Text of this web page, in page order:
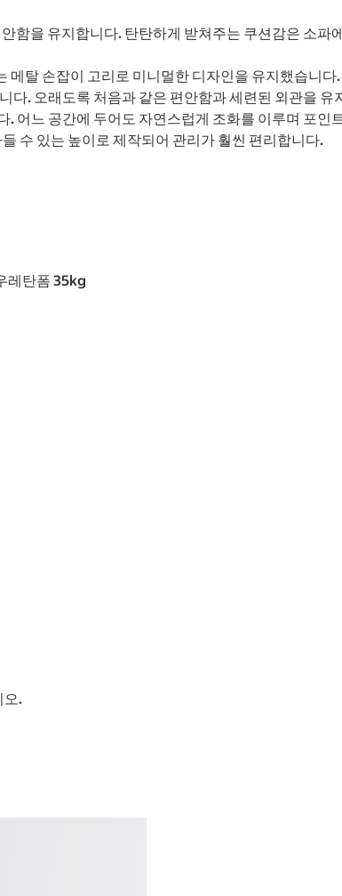
함을 유지합니다. 탄탄하게 받쳐주는 쿠션감은 소파
메탈 손잡이 고리로 미니멀한 디자인을 유지했습니다.
다. 오래도록 처음과 같은 편안함과 세련된 외관을 유
어느 공간에 두어도 자연스럽게 조화를 이루며 포인
수 있는 높이로 제작되어 관리가 훨씬 편리합니다.
레탄폼 35kg
오.